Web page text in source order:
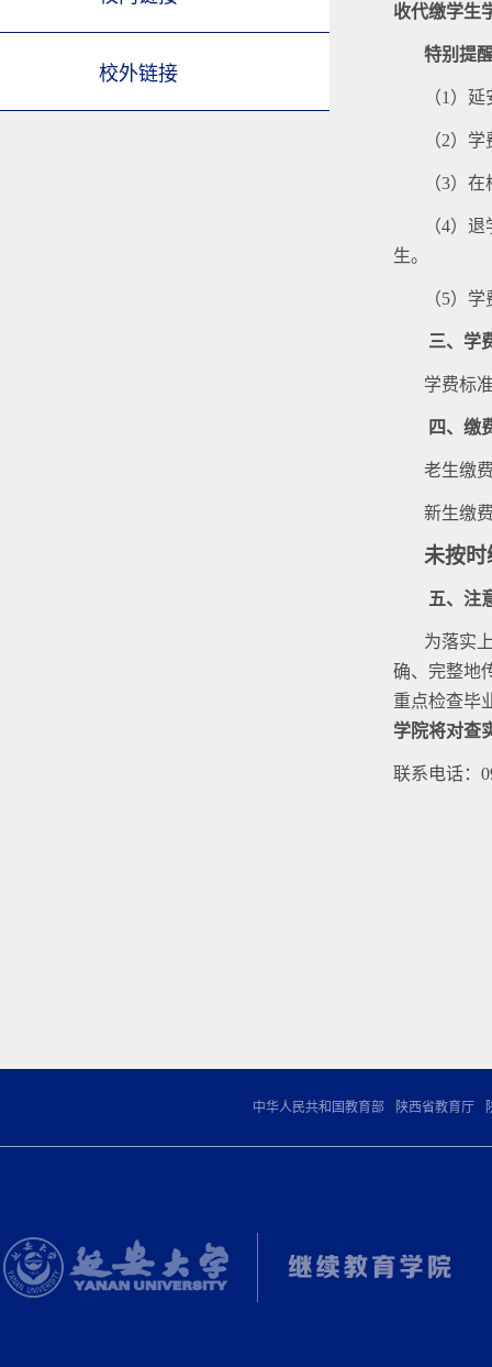
校外链接
收代缴学生
特别提
（1） 延
（2）学
（3）在
（4） 退
生。
（5） 学
三、学
学费标
四、缴
老生缴
新生缴
未按时
五、注
为落实
确、完整地
重点检查毕
学院将对查
联系电话：
中华人民共和国教育部 陕西省教育厅